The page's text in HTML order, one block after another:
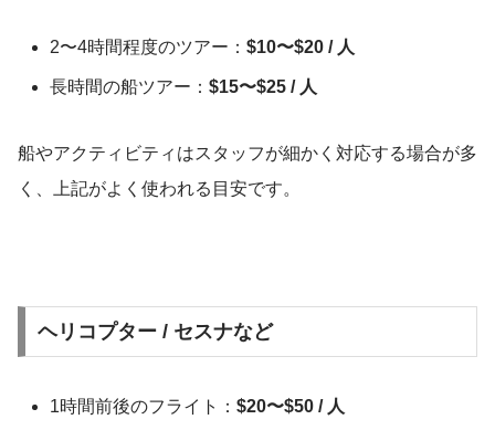
2〜4時間程度のツアー：$10〜$20 / 人
長時間の船ツアー：$15〜$25 / 人
船やアクティビティはスタッフが細かく対応する場合が多
く、上記がよく使われる目安です。
ヘリコプター / セスナなど
1時間前後のフライト：$20〜$50 / 人